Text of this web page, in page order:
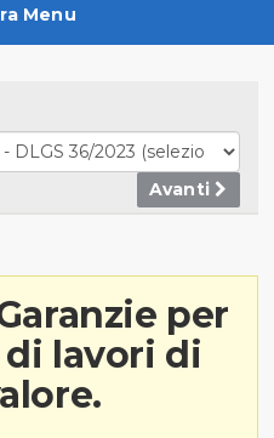
Menu
Avanti
per
di lavori di